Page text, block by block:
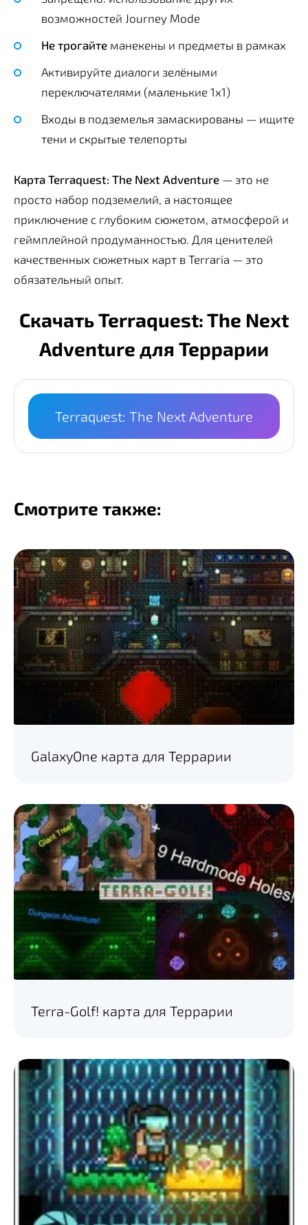
возможностей Journey Mode
Не трогайте манекены и предметы в рамках
Активируйте диалоги зелёными
переключателями (маленькие 1х1)
Входы в подземелья замаскированы — ищите
тени и скрытые телепорты
Карта Terraquest: The Next Adventure — это не
просто набор подземелий, а настоящее
приключение с глубоким сюжетом, атмосферой и
геймплейной продуманностью. Для ценителей
качественных сюжетных карт в Terraria — это
обязательный опыт.
Скачать Terraquest: The Next
Adventure для Террарии
Terraquest: The Next Adventure
Смотрите также:
GalaxyOne карта для Террарии
Terra-Golf! карта для Террарии